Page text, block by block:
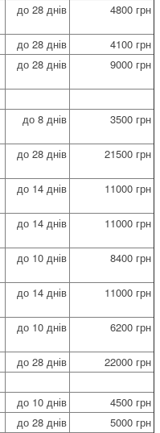
до 28 днів 4800 грн
до 28 днів
4100 грн
до 28 днів 9000 грн
до 8 днів 3500 грн
до 28 днів 21500 грн
до 14 днів 11000 грн
до 14 днів 11000 грн
до 10 днів 8400 грн
до 14 днів 11000 грн
до 10 днів 6200 грн
до 28 днів
22000 грн
до 10 днів
4500 грн
до 28 днів
5000 грн